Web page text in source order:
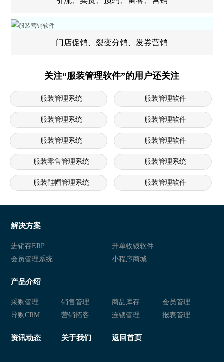
门店促销、裂变分销、发券营销
关注“服装管理软件”的用户还关注
服装管理系统 服装管理软件
服装管理系统 服装管理软件
服装管理系统 服装管理软件
服装零售管理系统 服装管理系统
服装鞋帽管理系统 服装管理软件
服装管理系统 服装鞋帽管理系统
服装连锁店管理软件
服装零售管理系统 服装管理软件
解决方案
进销存ERP
开单收银软件
会员管理系统
小程序商城
产品介绍
采购管理 销售管理 商品库存
会员管理
导购CRM
营销拓客 连锁管理 报表管理
资讯动态 关于我们 返回首页